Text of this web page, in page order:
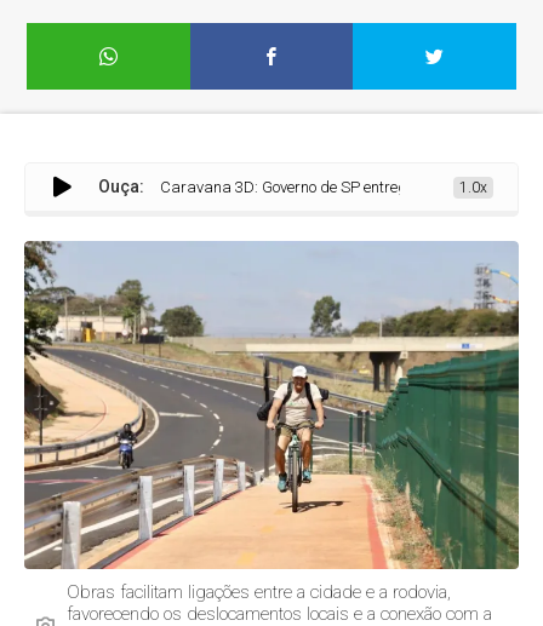
Ouça:Caravana 3D: Governo de SP entrega marginais, ciclovia e
1.0x
Obras facilitam ligações entre a cidade e a rodovia,
favorecendo os deslocamentos locais e a conexão com a